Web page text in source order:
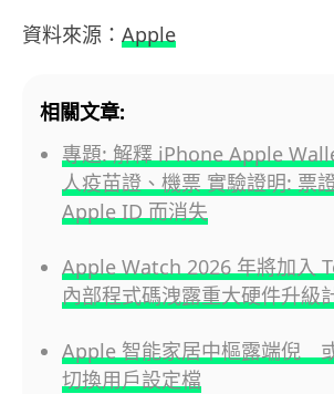
資料來源： Apple
相關文章:
專題: 解釋 iPhone Apple
人疫苗證、機票 實驗證明: 票
Apple ID 而消失
Apple Watch 2026 年將加入
內部程式碼洩露重大硬件升級
Apple 智能家居中樞露端倪
切換用戶設定檔